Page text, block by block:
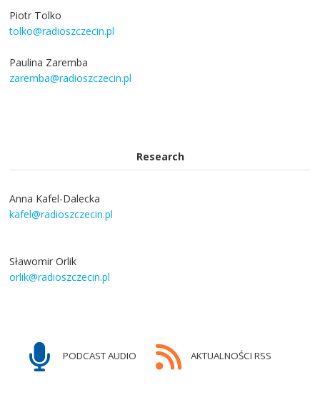
Piotr Tolko
tolko@radioszczecin.pl
Paulina Zaremba
zaremba@radioszczecin.pl
Research
Anna Kafel-Dalecka
kafel@radioszczecin.pl
Sławomir Orlik
orlik@radioszczecin.pl
PODCAST AUDIO AKTUALNOŚCI RSS